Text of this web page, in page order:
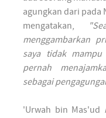
agungkan dari pada
mengatakan,
menggambarkan
saya tidak mampu
pernah
sebagai
'Urwah bin Mas'ud